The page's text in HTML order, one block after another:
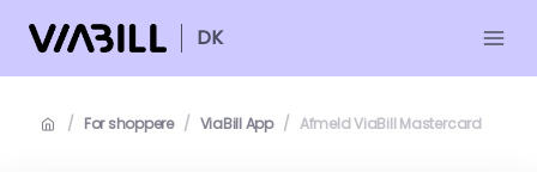
DK
/ For shoppere / ViaBill App / Afmeld ViaBill Mastercard